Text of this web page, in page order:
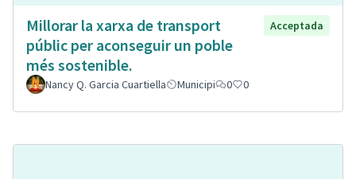
Millorar la xarxa de transport
públic per aconseguir un poble
més sostenible.
Acceptada
Nancy Q. Garcia Cuartiella Municipi 0 0